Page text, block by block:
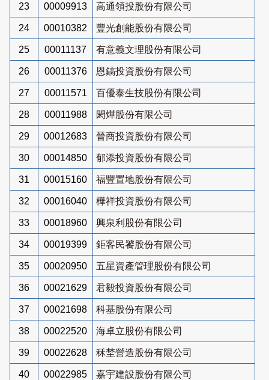
23 00009913 高通領投股份有限公司
24 00010382 豐光創能股份有限公司
25 00011137 有意義文理股份有限公司
26 00011376 恩鎬投資股份有限公司
27 00011571 百優泰生技股份有限公司
28 00011988 閎燁股份有限公司
29 00012683 晉商投資股份有限公司
30 00014850 郁添投資股份有限公司
31 00015160 福豐置地股份有限公司
32 00016040 樺祥投資股份有限公司
33 00018960 興泉利股份有限公司
34 00019399 鉅客民饕股份有限公司
35 00020950 五星資產管理股份有限公司
36 00021629 君毅投資股份有限公司
37 00021698 科基股份有限公司
38 00022520 海卓立股份有限公司
39 00022628 秝埜營造股份有限公司
40 00022985 嘉宇建設股份有限公司